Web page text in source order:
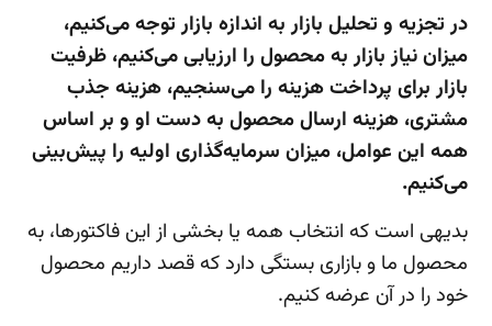
در تجزیه و تحلیل بازار به اندازه بازار توجه می‌کنیم،
میزان نیاز بازار به محصول را ارزیابی می‌کنیم، ظرفیت
بازار برای پرداخت هزینه را می‌سنجیم، هزینه جذب
مشتری، هزینه ارسال محصول به دست او و بر اساس
همه این عوامل، میزان سرمایه‌گذاری اولیه را پیش‌بینی
می‌کنیم.
بدیهی است که انتخاب همه یا بخشی از این فاکتورها، به
محصول ما و بازاری بستگی دارد که قصد داریم محصول
خود را در آن عرضه کنیم.